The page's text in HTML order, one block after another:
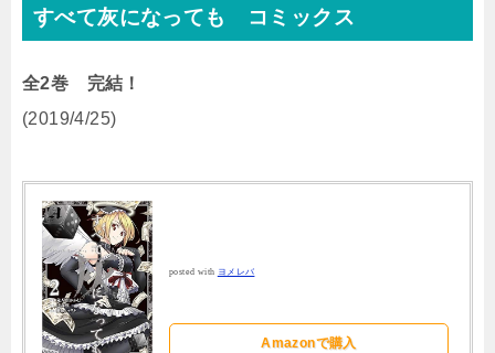
すべて灰になっても コミックス
全2巻 完結！
(2019/4/25)
posted with ヨメレバ
Amazonで購入